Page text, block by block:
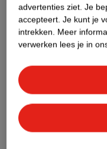
Nature Impact
Dit
Bestel &
advertenties ziet. Je
accepteert. Je kunt je
intrekken. Meer
verwerken lees je in